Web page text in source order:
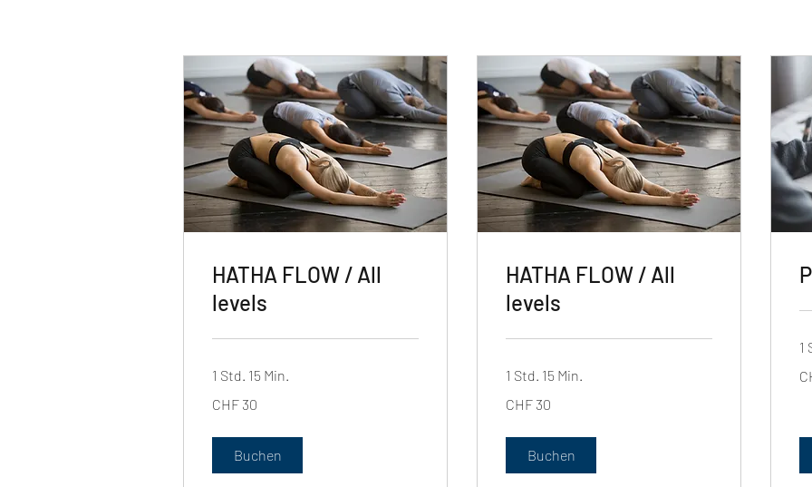
HATHA FLOW / All
levels
1 Std. 15 Min.
Schweizer
CHF 30
Buchen
HATHA FLOW / All
levels
1 Std. 15 Min.
Schweizer
CHF 30
Buchen
1